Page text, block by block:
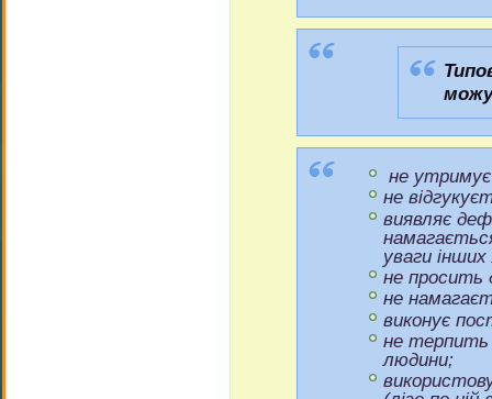
не утримує
не
виявляє
уваги
не просить
не
виконує
не терпить
людини;